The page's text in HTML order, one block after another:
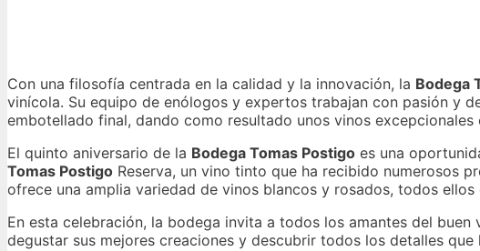
Con una filosofía centrada en la calidad y la innovación, la Bodega
vinícola. Su equipo de enólogos y expertos trabajan con pasión y
embotellado final, dando como resultado unos vinos
El quinto aniversario de la Bodega Tomas Postigo es una
Tomas Postigo Reserva, un vino tinto que ha recibido numerosos
ofrece una amplia variedad de vinos blancos y rosados, todos
En esta celebración, la bodega invita a todos los amantes del buen
degustar sus mejores creaciones y descubrir todos los detalles que